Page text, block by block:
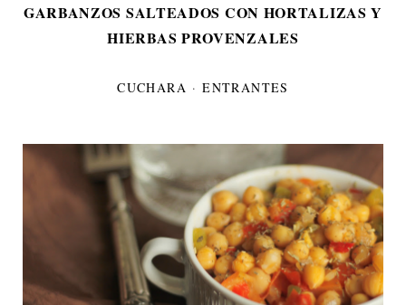
GARBANZOS SALTEADOS CON HORTALIZAS Y
HIERBAS PROVENZALES
CUCHARA ·ENTRANTES